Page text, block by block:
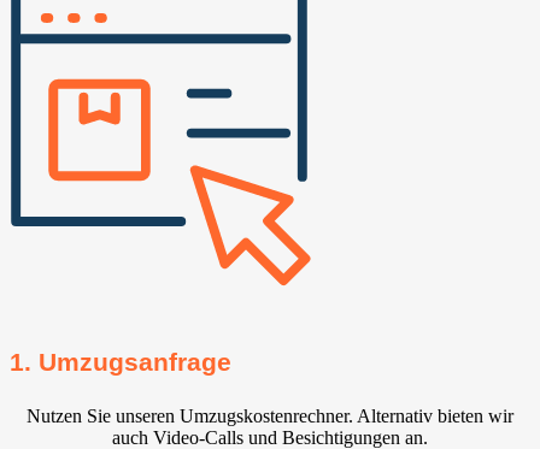
1. Umzugsanfrage
Nutzen Sie unseren Umzugskostenrechner. Alternativ bieten wir
auch Video-Calls und Besichtigungen an.